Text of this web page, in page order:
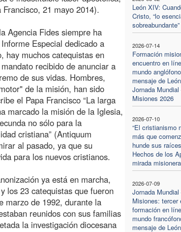
León XIV:
Cristo, “lo
sobreabundante”
2026-07-14
Formación
encuentro en
mundo
mensaje de
Jornada Mundial
Misiones 2026
2026-07-10
“El cristianismo
más que
hunde sus
Hechos de los
mirada
2026-07-09
Jornada Mundial
Misiones: tercer
formación en
mundo
mensaje de
21 mayo 2014).
Agencia Fides siempre ha
Especial dedicado a
hay muchos catequistas en
recibido de anunciar a
de sus vidas. Hombres,
de la misión, han sido
el Papa Francisco “La larga
marcado la misión de la Iglesia,
no sólo para la
cristiana” (Antiquum
al pasado, ya que su
para los nuevos cristianos.
ya está en marcha,
los 23 catequistas que fueron
marzo de 1992, durante la
reunidos con sus familias
la investigación diocesana